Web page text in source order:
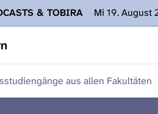
& TOBIRA
Mi 19. August
nicht zur Verfügung stehen.
aus allen Fakultäten